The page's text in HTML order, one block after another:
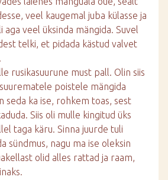
veel kaugemal juba külasse ja
aga veel üksinda mängida. Suvel
telki, et pidada kästud valvet
rusikasuurune must pall. Olin siis
poistele mängida
seda ka ise, rohkem toas, sest
Siis oli mulle kingitud üks
taga käru. Sinna juurde tuli
sündmus, nagu ma ise oleksin
olid alles rattad ja raam,